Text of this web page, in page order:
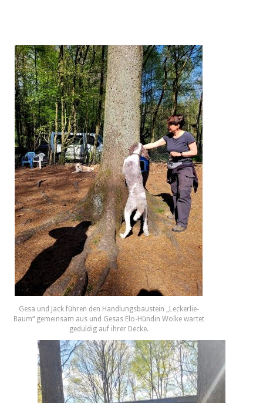
Gesa und Jack führen den Handlungsbaustein „Leckerlie-
Baum“ gemeinsam aus und Gesas Elo-Hündin Wolke wartet
geduldig auf ihrer Decke.